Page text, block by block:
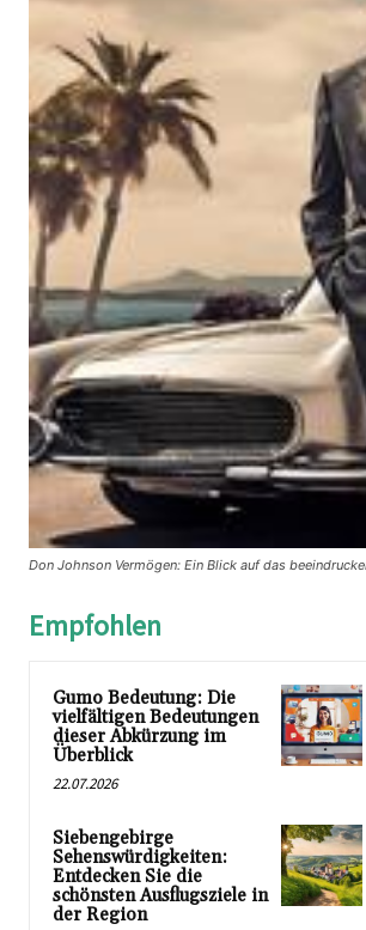
Don Johnson Vermögen: Ein Blick auf das
Empfohlen
Gumo Bedeutung: Die
vielfältigen Bedeutungen
dieser Abkürzung im
Überblick
22.07.2026
Siebengebirge
Sehenswürdigkeiten:
Entdecken Sie die
schönsten Ausflugsziele in
der Region